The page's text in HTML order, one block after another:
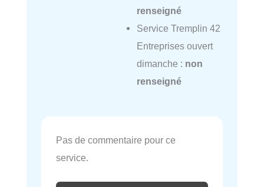
renseigné
Service Tremplin 42
Entreprises ouvert
dimanche : non
renseigné
Pas de commentaire pour ce
service.